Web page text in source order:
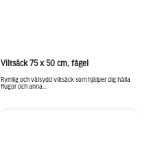
Viltsäck 75 x 50 cm, fågel
Rymlig och välsydd viltsäck som hjälper dig hålla
flugor och anna...